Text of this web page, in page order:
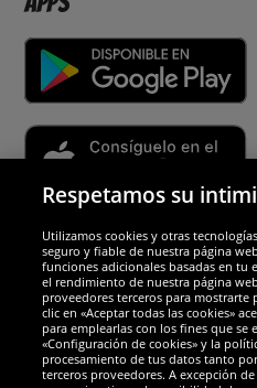
Socios y seguridad
Respetamos su
Utilizamos cookies y otras
seguro y fiable de nuestra página
funciones adicionales basadas en tu
el rendimiento de nuestra página
proveedores terceros para
clic en «Aceptar todas las cookies»
para emplearlas con los fines que
«Configuración de cookies» y la
procesamiento de tus datos tanto
terceros proveedores. A excepción